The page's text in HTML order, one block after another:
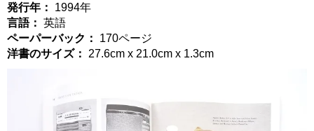
発行年：
1994年
言語： 英語
ペーパーバック：
170ページ
洋書のサイズ：
27.6cm x 21.0cm x 1.3cm